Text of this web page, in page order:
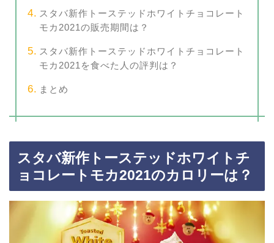
スタバ新作トーステッドホワイトチョコレート
モカ2021の販売期間は？
スタバ新作トーステッドホワイトチョコレート
モカ2021を食べた人の評判は？
まとめ
スタバ新作トーステッドホワイトチ
ョコレートモカ2021のカロリーは？